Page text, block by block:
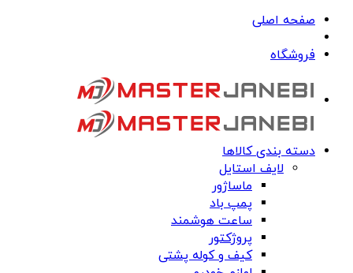
صفحه اصلی
فروشگاه
دسته بندی کالاها
لایف استایل
ماساژور
پمپ باد
ساعت هوشمند
پروژکتور
کیف و کوله پشتی